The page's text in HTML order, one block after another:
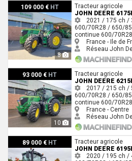
109 000 € HT
8
John Deere 6175R
Tracteur agricole
JOHN DEERE
2021 / 175 ch /
600/70R28 / 650/
continue 600/70R28
France - Ile de
Réseau John
93 000 € HT
10
John Deere 6215R
Tracteur agricole
JOHN DEERE
2017 / 215 ch /
600/70R28 / 650/
continue 600/70R28
France - Centre
Réseau John
89 000 € HT
John Deere 6195R
Tracteur agricole
JOHN DEERE
2020 / 195 ch /